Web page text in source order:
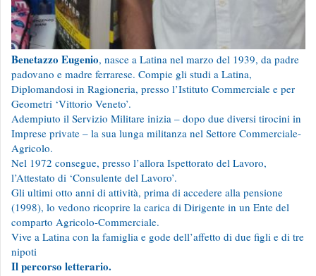
Benetazzo Eugenio, nasce a Latina nel marzo del 1939, da padre
padovano e madre ferrarese. Compie gli studi a Latina,
Diplomandosi in Ragioneria, presso l’Istituto Commerciale e per
Geometri ‘Vittorio Veneto’.
Adempiuto il Servizio Militare inizia – dopo due diversi tirocini in
Imprese private – la sua lunga militanza nel Settore Commerciale-
Agricolo.
Nel 1972 consegue, presso l’allora Ispettorato del Lavoro,
l’Attestato di ‘Consulente del Lavoro’.
Gli ultimi otto anni di attività, prima di accedere alla pensione
(1998), lo vedono ricoprire la carica di Dirigente in un Ente del
comparto Agricolo-Commerciale.
Vive a Latina con la famiglia e gode dell’affetto di due figli e di tre
nipoti
Il percorso letterario.